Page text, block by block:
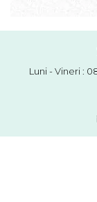
Luni - Vineri :